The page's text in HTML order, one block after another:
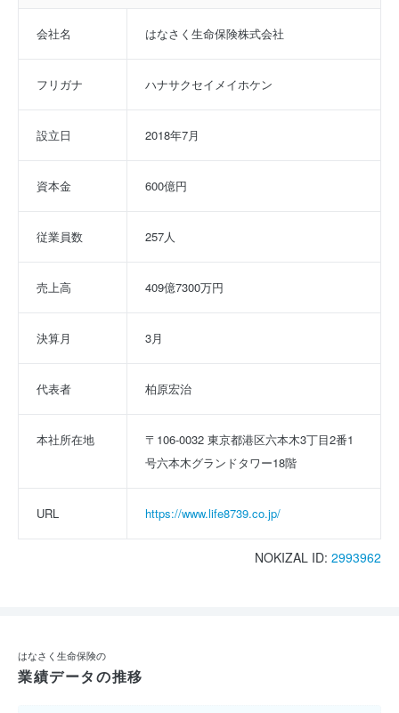
会社名 はなさく生命保険株式会社
フリガナ ハナサクセイメイホケン
設立日 2018年7月
資本金 600億円
従業員数 257人
売上高 409億7300万円
決算月 3月
代表者 柏原宏治
本社所在地
〒106-0032 東京都港区六本木3丁目2番1
号六本木グランドタワー18階
URL https://www.life8739.co.jp/
NOKIZAL ID: 2993962
はなさく生命保険の
業績データの推移